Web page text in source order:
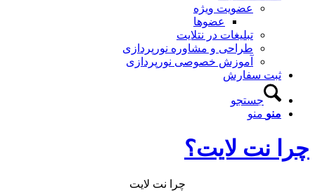
عضویت ویژه
عضوها
تبلیغات در نتلایت
طراحی و مشاوره نورپردازی
آموزش خصوصی نورپردازی
ثبت سفارش
جستجو
منو منو
چرا نت لایت؟
چرا نت لایت